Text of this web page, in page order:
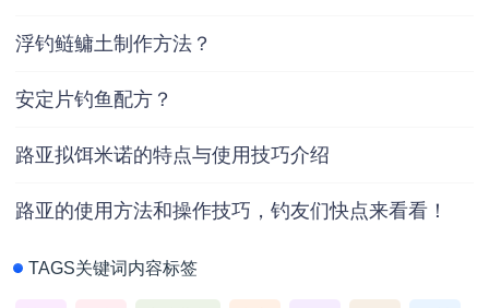
浮钓鲢鳙土制作方法？
安定片钓鱼配方？
路亚拟饵米诺的特点与使用技巧介绍
路亚的使用方法和操作技巧，钓友们快点来看看！
TAGS关键词内容标签